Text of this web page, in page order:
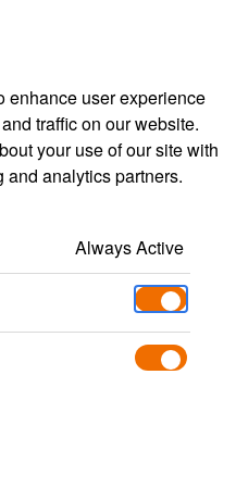
enhance user experience
traffic on our website.
your use of our site with
analytics partners.
Always Active